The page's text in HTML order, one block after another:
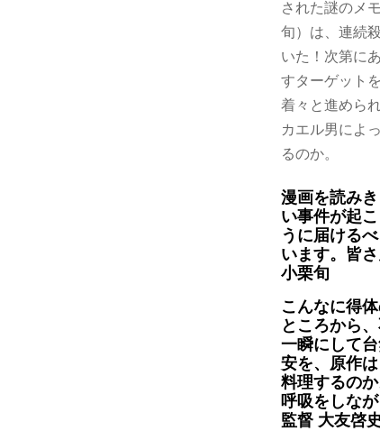
された謎のメ
旬）は、連続
いた！次第に
すターゲット
着々と進めら
カエル男によ
るのか。
漫画を読み
い事件が起
うに届ける
います。皆
小栗旬
こんなに得
ところから
一瞬にして
安を、原作
料理するの
呼吸をしな
監督 大友啓史